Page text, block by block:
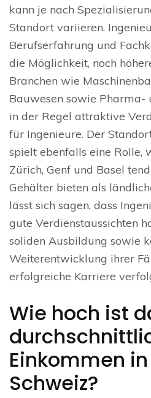
kann je nach
Standort variieren.
Berufserfahrung und
die Möglichkeit, noch
Branchen wie
Bauwesen sowie Pharma-
in der Regel attraktive
für Ingenieure. Der
spielt ebenfalls eine Rolle,
Zürich, Genf und Basel
Gehälter bieten als
lässt sich sagen, dass
gute Verdienstaussichten
soliden Ausbildung sowie
Weiterentwicklung ihrer
erfolgreiche Karriere
Wie hoch ist
Einkommen
Schweiz?